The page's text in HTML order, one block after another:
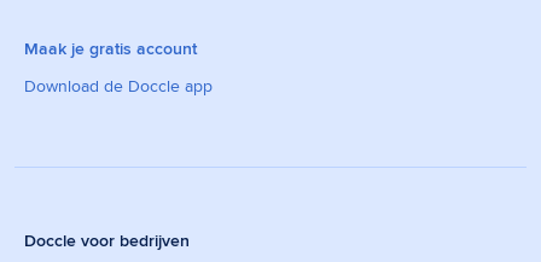
Maak je gratis account
Download de Doccle app
Doccle voor bedrijven